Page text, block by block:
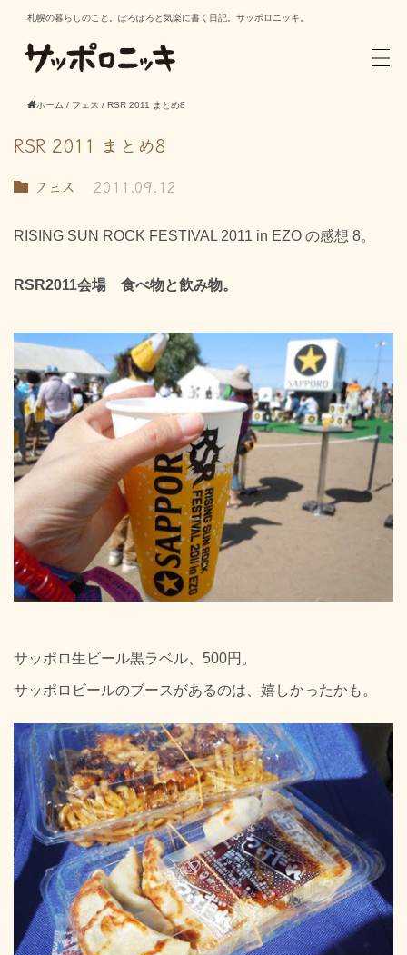
札幌の暮らしのこと。ぽろぽろと気楽に書く日記。サッポロニッキ。
ホーム / フェス / RSR 2011 まとめ8
RSR 2011 まとめ8
フェス 2011.09.12
RISING SUN ROCK FESTIVAL 2011 in EZO の感想 8。
RSR2011会場 食べ物と飲み物。
サッポロ生ビール黒ラベル、500円。
サッポロビールのブースがあるのは、嬉しかったかも。